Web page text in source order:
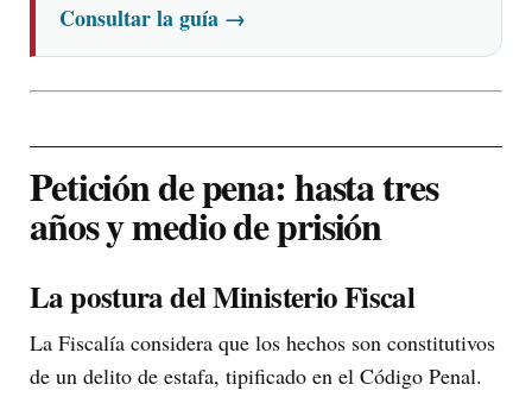
Consultar la guía →
Petición de pena: hasta tres
años y medio de prisión
La postura del Ministerio Fiscal
La Fiscalía considera que los hechos son constitutivos
de un delito de estafa, tipificado en el Código Penal.